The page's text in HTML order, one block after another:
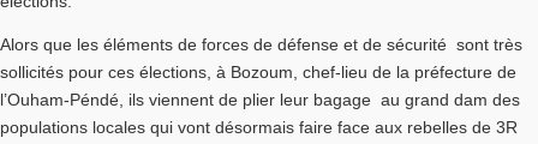
Alors que les éléments de forces de défense et de sécurité sont très
sollicités pour ces élections, à Bozoum, chef-lieu de la préfecture de
l’Ouham-Péndé, ils viennent de plier leur bagage au grand dam des
populations locales qui vont désormais faire face aux rebelles de 3R